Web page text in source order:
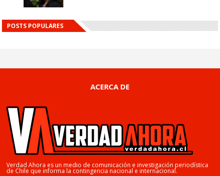
POSTS POPULARES
ACERCA DE
Verdad Ahora es un medio de comunicación e investigación periodística
de Chile que informa la contingencia nacional e internacional.